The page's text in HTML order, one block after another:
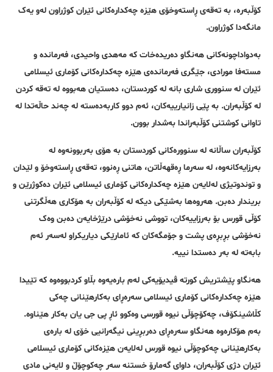
کۆڵبەرە، بە تەقەی ڕاستەوخۆی هێزە چەکدارەکانی ئێران کوژراون لەو یەک
مانگەدا کوژراون.
بەدواداچونەکانی هەنگاو دەریدەخات کە مەهدی واحیدی، فەرماندە و
مستەفا مورادی، جێگری فەرماندەی هێزە چەکدارەکانی کۆماری ئیسلامی
ئێران لە سنووری شاری بانە لە کوردستان، دەستیان هەبووە لە تەقە کردن
لە کۆڵبەران. بە پێی زانیارییەکان، ئەم دوو کاربەدەستە لە چەند حاڵەتدا لە
تاوانی کوشتنی کۆڵبەراندا بەشدار بوون.
کۆڵبەران ساڵانە لە سنوورەکانی کوردستان بە هۆی بەربوونەوە لە
بەرزایەکانەوە، لە سەرما ڕەقهەڵاتن، هاتنی ڕەنوو، تەقەی ڕاستەوخۆ و لێدان
و توندوتیژی لەلایەن هێزە چەکدارەکانی کۆماری ئیسلامی ئێران دەکوژرێن و
بریندار دەبن. هەروەها بەشێکی دیکە لە کۆڵبەران بە هۆکاری هەڵگرتنی
کۆڵی قورس بۆ بەرزاییەکان، تووشی نەخۆشی درێژخایەن دەبن وەک
نەخۆشی بڕبڕەی پشت و جۆمگەکان کە ئامارێکی دیاریکراو لەسەر ئەم
بابەتە لە بەر دەستدا نییە.
هەنگاو پێشتریش کورتە ڤیدیۆیەکی لەم بارەیەوە بڵاو کردبووەوە کە تێیدا
هێزە چەکدارەکانی کۆماری ئیسلامی سەرەڕای بەکارهێنانی چەکی
کڵاشینکۆف، چەکۆچۆڵی نیوە قورسی وەکوو ئاڕ پی جی یان بەکار هێناوە.
بەم هۆکارەوە هەنگاو سەرەڕای دەربڕینی نیگەرانیی خۆی لە بارەی
بەکارهێنانی چەکوچۆڵی نیوە قورس لەلایەن هێزەکانی کۆماری ئیسلامی
ئێران دژی کۆڵبەران، داوای گەمارۆ خستنە سەر چەکوچۆڵ و لایەنی مادی